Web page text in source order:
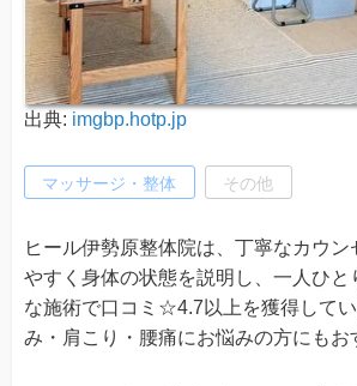
出典: imgbp.hotp.jp
マッサージ・整体 その他
ヒール伊勢原整体院は、丁寧なカウン
やすく身体の状態を説明し、一人ひと
な施術で口コミ☆4.7以上を獲得して
み・肩こり・腰痛にお悩みの方にもお